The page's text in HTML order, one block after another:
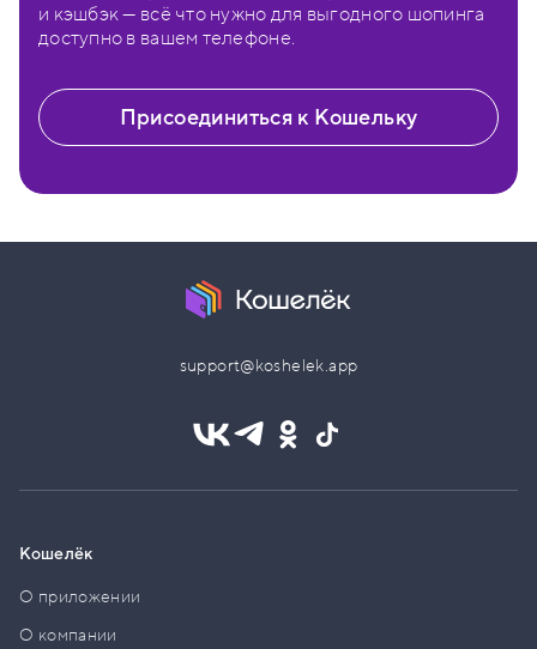
и кэшбэк — всё что нужно для выгодного шопинга
доступно в вашем телефоне.
Присоединиться к Кошельку
support@koshelek.app
Кошелёк
О приложении
О компании